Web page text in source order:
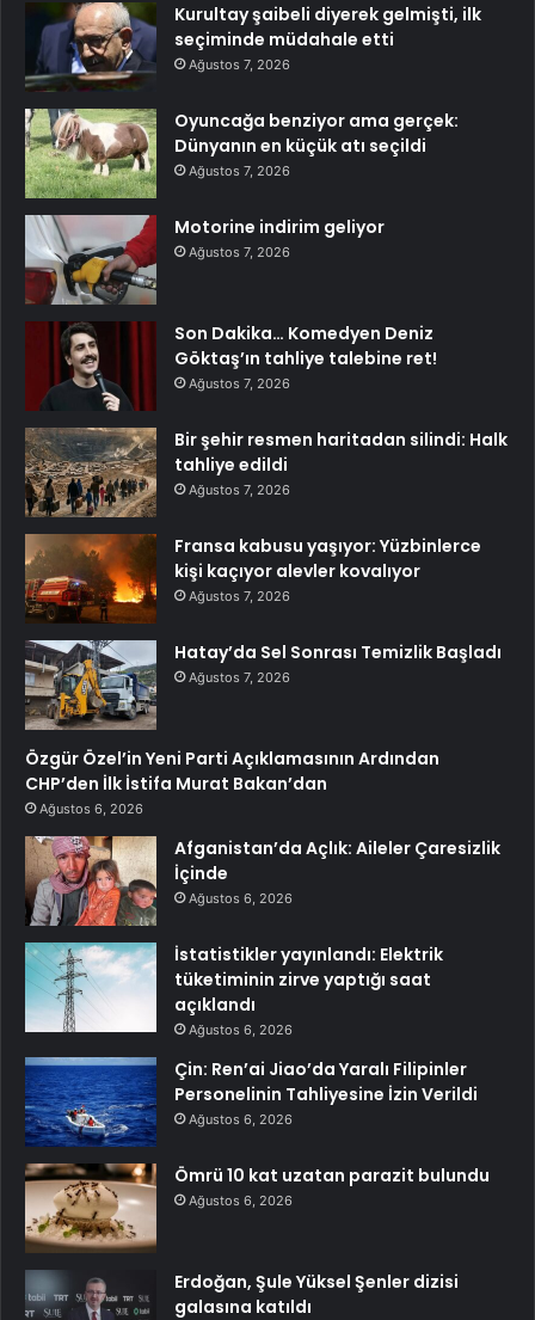
Kurultay şaibeli diyerek gelmişti, ilk
seçiminde müdahale etti
Ağustos 7, 2026
Oyuncağa benziyor ama gerçek:
Dünyanın en küçük atı seçildi
Ağustos 7, 2026
Motorine indirim geliyor
Ağustos 7, 2026
Son Dakika… Komedyen Deniz
Göktaş’ın tahliye talebine ret!
Ağustos 7, 2026
Bir şehir resmen haritadan silindi: Halk
tahliye edildi
Ağustos 7, 2026
Fransa kabusu yaşıyor: Yüzbinlerce
kişi kaçıyor alevler kovalıyor
Ağustos 7, 2026
Hatay’da Sel Sonrası Temizlik Başladı
Ağustos 7, 2026
Özgür Özel’in Yeni Parti Açıklamasının Ardından
CHP’den İlk İstifa Murat Bakan’dan
Ağustos 6, 2026
Afganistan’da Açlık: Aileler Çaresizlik
İçinde
Ağustos 6, 2026
İstatistikler yayınlandı: Elektrik
tüketiminin zirve yaptığı saat
açıklandı
Ağustos 6, 2026
Çin: Ren’ai Jiao’da Yaralı Filipinler
Personelinin Tahliyesine İzin Verildi
Ağustos 6, 2026
Ömrü 10 kat uzatan parazit bulundu
Ağustos 6, 2026
Erdoğan, Şule Yüksel Şenler dizisi
galasına katıldı